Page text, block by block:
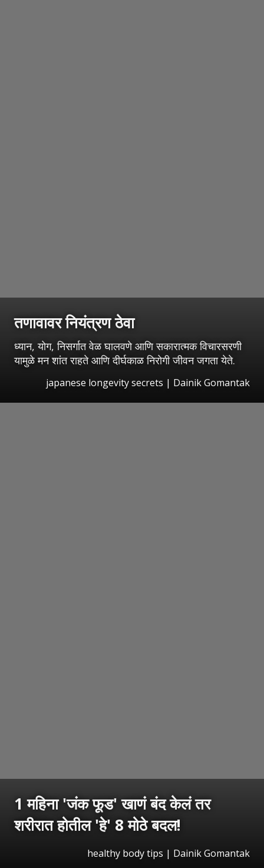
तणावावर नियंत्रण ठेवा
ध्यान, योग, निसर्गात वेळ घालवणे आणि सकारात्मक विचारसरणी
यामुळे मन शांत राहते आणि दीर्घकाळ निरोगी जीवन जगता येते.
japanese longevity secrets | Dainik Gomantak
1 महिना 'जंक फूड' खाणं बंद केलं तर
शरीरात होतील 'हे' 8 मोठे बदल!
healthy body tips | Dainik Gomantak